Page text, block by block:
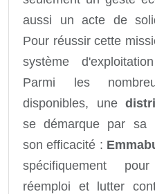
aussi un acte de
Pour réussir cette
système
Parmi les
disponibles, une
se démarque par sa
son efficacité :
spécifiquement
réemploi et lutter